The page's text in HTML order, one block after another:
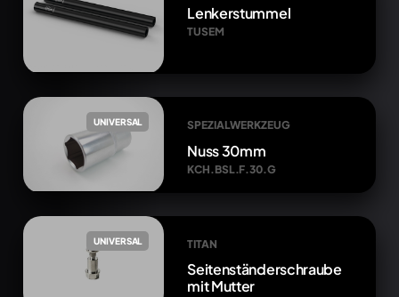
Lenkerstummel
TUSEM
UNIVERSAL SPEZIALWERKZEUG
Nuss 30mm
KCH.BSL.F.30.G
UNIVERSAL TITAN
Seitenständerschraube
mit Mutter